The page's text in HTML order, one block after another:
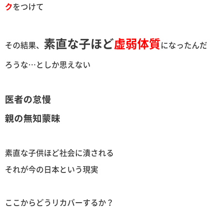
クをつけて
その結果、 素直な子ほど虚弱体質になったんだ
ろうな…としか思えない
医者の怠慢
親の無知蒙昧
素直な子供ほど社会に潰される
それが今の日本という現実
ここからどうリカバーするか？